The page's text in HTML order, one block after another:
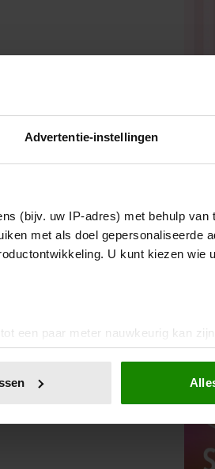
Advertentie-instellingen
(bijv. uw IP-adres) met behulp van
met als doel gepersonaliseerde
U kunt kiezen wie
een paar meter nauwkeurig kan zijn
eigenschappen
om functies voor social
gebruik van onze site met onze